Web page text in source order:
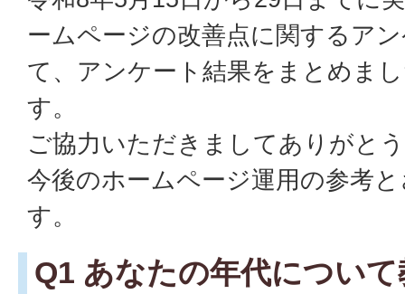
ームページの改善点に関するア
て、アンケート結果をまとめま
す。
ご協力いただきましてありがと
今後のホームページ運用の参考
す。
Q1 あなたの年代につい